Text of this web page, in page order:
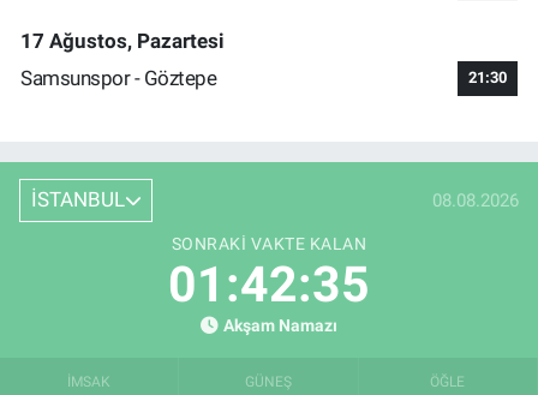
17 Ağustos, Pazartesi
Samsunspor - Göztepe
21:30
İSTANBUL 08.08.2026
SONRAKI VAKTE KALAN
01:42:35
Akşam Namazı
İMSAK GÜNEŞ ÖĞLE